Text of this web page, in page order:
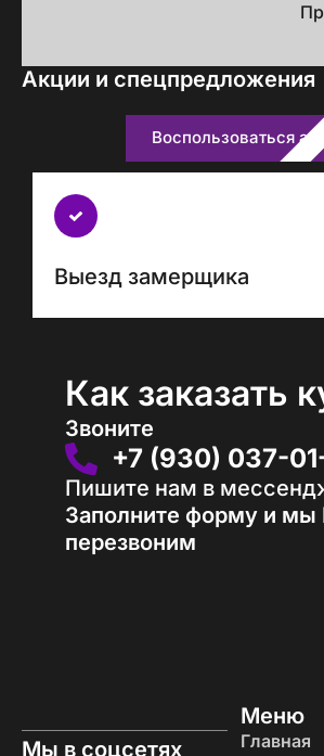
Акции и спецпредложения
Воспользоваться
каждым
проектом
Выезд замерщика
Как заказать
Звоните
+7 (930) 037-
Пишите нам в
Заполните форму и мы
перезвоним
Мы в соцсетях
Меню
Главная